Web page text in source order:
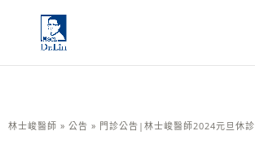
林士峻醫師 » 公告 » 門診公告|林士峻醫師2024元旦休診